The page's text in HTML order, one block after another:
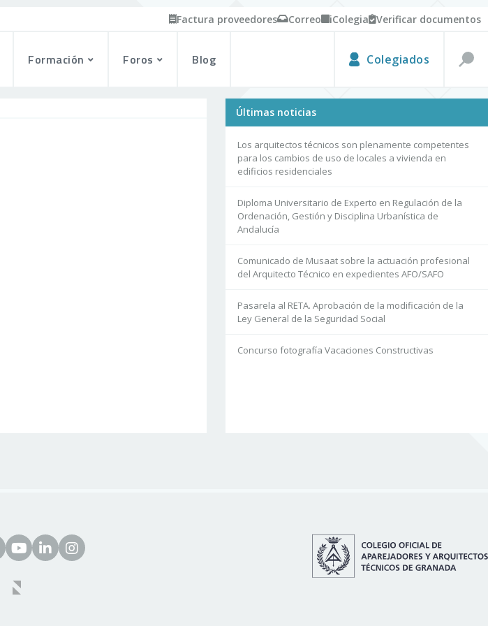
Factura proveedores Correo iColegia Verificar documentos
Formación Foros Blog Colegiados
Últimas noticias
Los arquitectos técnicos son plenamente competentes
para los cambios de uso de locales a vivienda en
edificios residenciales
Diploma Universitario de Experto en Regulación de la
Ordenación, Gestión y Disciplina Urbanística de
Andalucía
Comunicado de Musaat sobre la actuación profesional
del Arquitecto Técnico en expedientes AFO/SAFO
Pasarela al RETA. Aprobación de la modificación de la
Ley General de la Seguridad Social
Concurso fotografía Vacaciones Constructivas